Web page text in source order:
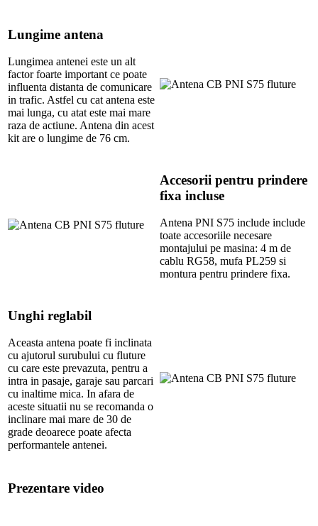
Lungime antena
Lungimea antenei este un alt
factor foarte important ce poate
influenta distanta de comunicare
in trafic. Astfel cu cat antena este
mai lunga, cu atat este mai mare
raza de actiune. Antena din acest
kit are o lungime de 76 cm.
Accesorii pentru prindere
fixa incluse
Antena PNI S75 include include
toate accesoriile necesare
montajului pe masina: 4 m de
cablu RG58, mufa PL259 si
montura pentru prindere fixa.
Unghi reglabil
Aceasta antena poate fi inclinata
cu ajutorul surubului cu fluture
cu care este prevazuta, pentru a
intra in pasaje, garaje sau parcari
cu inaltime mica. In afara de
aceste situatii nu se recomanda o
inclinare mai mare de 30 de
grade deoarece poate afecta
performantele antenei.
Prezentare video